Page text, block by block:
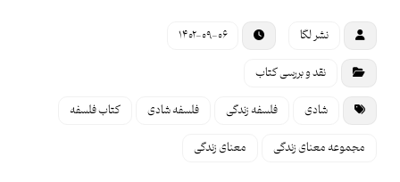
نشر لگا ۱۴۰۲-۰۹-۰۶
نقد و بررسی کتاب
شادی فلسفه زندگی فلسفه شادی کتاب فلسفه
مجموعه معنای زندگی معنای زندگی